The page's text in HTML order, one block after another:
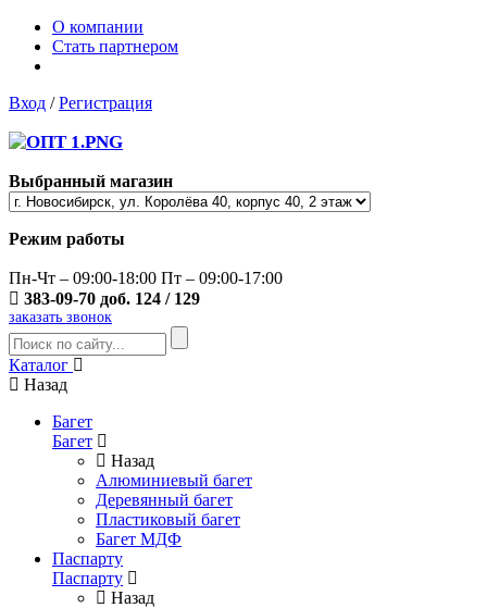
О компании
Стать партнером
Вход /Регистрация
Выбранный магазин
Режим работы
Пн-Чт – 09:00-18:00 Пт – 09:00-17:00
383-09-70 доб. 124 / 129
заказать звонок
Каталог
Назад
Багет
Багет
Назад
Алюминиевый багет
Деревянный багет
Пластиковый багет
Багет МДФ
Паспарту
Паспарту
Назад